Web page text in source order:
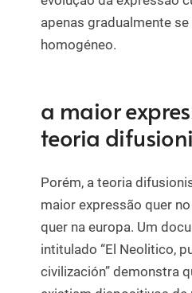
apenas gradualmente
homogéneo.
a maior
teoria
Porém, a teoria
maior expressão quer
quer na europa. Um
intitulado “El Neolitico,
civilización” demonstra